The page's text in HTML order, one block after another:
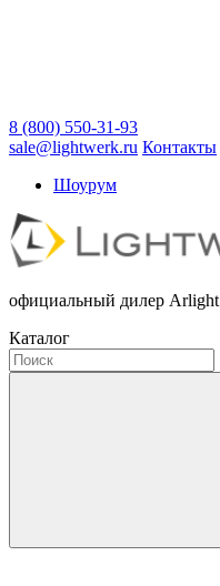
8 (800) 550-31-93
sale@lightwerk.ru Контакты
Шоурум
официальный дилер Arlight
Каталог